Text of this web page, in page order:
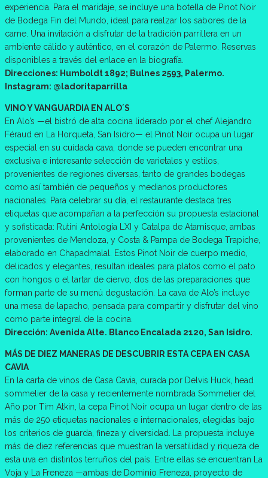
experiencia. Para el maridaje, se incluye una botella de Pinot Noir
de Bodega Fin del Mundo, ideal para realzar los sabores de la
carne. Una invitación a disfrutar de la tradición parrillera en un
ambiente cálido y auténtico, en el corazón de Palermo. Reservas
disponibles a través del enlace en la biografía.
Direcciones: Humboldt 1892; Bulnes 2593, Palermo.
Instagram: @ladoritaparrilla
VINO Y VANGUARDIA EN ALO´S
En Alo’s —el bistró de alta cocina liderado por el chef Alejandro
Féraud en La Horqueta, San Isidro— el Pinot Noir ocupa un lugar
especial en su cuidada cava, donde se pueden encontrar una
exclusiva e interesante selección de varietales y estilos,
provenientes de regiones diversas, tanto de grandes bodegas
como así también de pequeños y medianos productores
nacionales. Para celebrar su día, el restaurante destaca tres
etiquetas que acompañan a la perfección su propuesta estacional
y sofisticada: Rutini Antología LXI y Catalpa de Atamisque, ambas
provenientes de Mendoza, y Costa & Pampa de Bodega Trapiche,
elaborado en Chapadmalal. Estos Pinot Noir de cuerpo medio,
delicados y elegantes, resultan ideales para platos como el pato
con hongos o el tartar de ciervo, dos de las preparaciones que
forman parte de su menú degustación. La cava de Alo’s incluye
una mesa de lapacho, pensada para compartir y disfrutar del vino
como parte integral de la cocina.
Dirección: Avenida Alte. Blanco Encalada 2120, San Isidro.
MÁS DE DIEZ MANERAS DE DESCUBRIR ESTA CEPA EN CASA
CAVIA
En la carta de vinos de Casa Cavia, curada por Delvis Huck, head
sommelier de la casa y recientemente nombrada Sommelier del
Año por Tim Atkin, la cepa Pinot Noir ocupa un lugar dentro de las
más de 250 etiquetas nacionales e internacionales, elegidas bajo
los criterios de guarda, fineza y diversidad. La propuesta incluye
más de diez referencias que muestran la versatilidad y riqueza de
esta uva en distintos terruños del país. Entre ellas se encuentran La
Voja y La Freneza —ambas de Dominio Freneza, proyecto de